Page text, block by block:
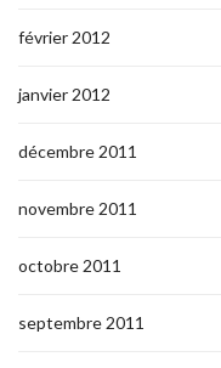
février 2012
janvier 2012
décembre 2011
novembre 2011
octobre 2011
septembre 2011